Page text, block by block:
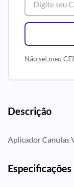
Não sei meu
Descrição
Aplicador Canulas
Especificações